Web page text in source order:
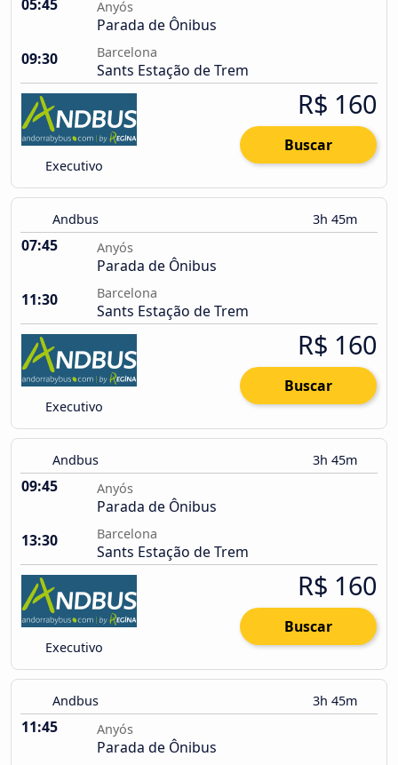
05:45 Anyós
Parada de Ônibus
09:30
Barcelona
Sants Estação de Trem
Executivo
R$ 160
Buscar
Andbus 3h 45m
07:45 Anyós
Parada de Ônibus
11:30
Barcelona
Sants Estação de Trem
Executivo
R$ 160
Buscar
Andbus 3h 45m
09:45 Anyós
Parada de Ônibus
13:30
Barcelona
Sants Estação de Trem
Executivo
R$ 160
Buscar
Andbus 3h 45m
11:45 Anyós
Parada de Ônibus